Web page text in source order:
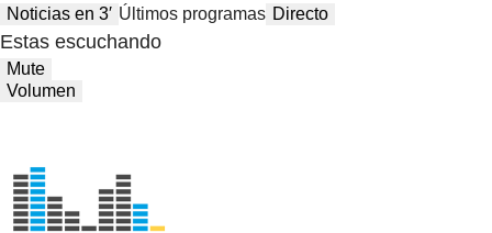
Noticias en 3′ Últimos programas Directo
Estas escuchando
Mute
Volumen